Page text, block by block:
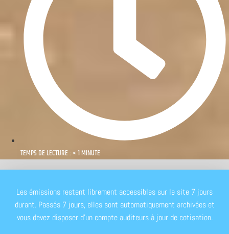
TEMPS DE LECTURE : < 1 MINUTE
Les émissions restent librement accessibles sur le site 7 jours
durant. Passés 7 jours, elles sont automatiquement archivées et
vous devez disposer d'un compte auditeurs à jour de cotisation.